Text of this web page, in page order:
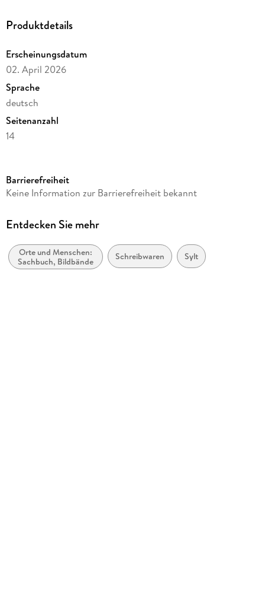
Produktdetails
Erscheinungsdatum
02. April 2026
Sprache
deutsch
Seitenanzahl
14
Herausgegeben von
Verlag/Hersteller
Produktart
Kalender
Barrierefreiheit
Keine Information zur Barrierefreiheit bekannt
Entdecken Sie mehr
Orte und Menschen:
Sachbuch, Bildbände
Schreibwaren Sylt